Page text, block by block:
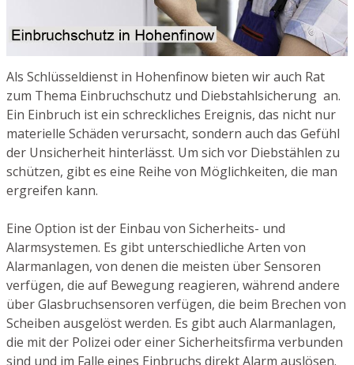
Als Schlüsseldienst in Hohenfinow bieten wir auch Rat
zum Thema Einbruchschutz und Diebstahlsicherung an.
Ein Einbruch ist ein schreckliches Ereignis, das nicht nur
materielle Schäden verursacht, sondern auch das Gefühl
der Unsicherheit hinterlässt. Um sich vor Diebstählen zu
schützen, gibt es eine Reihe von Möglichkeiten, die man
ergreifen kann.
Eine Option ist der Einbau von Sicherheits- und
Alarmsystemen. Es gibt unterschiedliche Arten von
Alarmanlagen, von denen die meisten über Sensoren
verfügen, die auf Bewegung reagieren, während andere
über Glasbruchsensoren verfügen, die beim Brechen von
Scheiben ausgelöst werden. Es gibt auch Alarmanlagen,
die mit der Polizei oder einer Sicherheitsfirma verbunden
sind und im Falle eines Einbruchs direkt Alarm auslösen.